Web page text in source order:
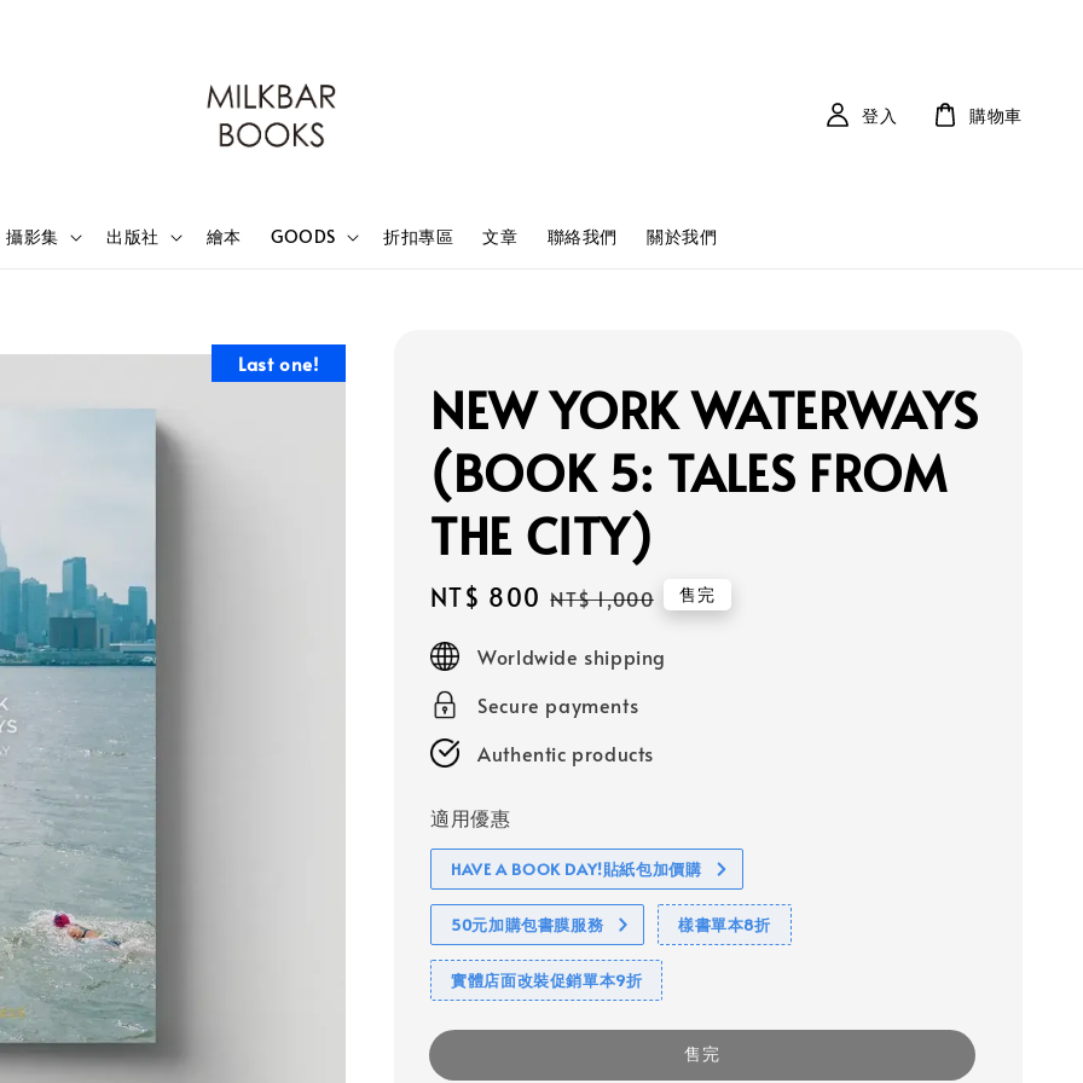
攝影集 出版社 繪本 GOODS 折扣專區 文章 聯絡我們 關於我們
登入 購物車
Last one!
NEW YORK WATERWAYS
(BOOK 5: TALES FROM
THE CITY)
Sale
price
NT$ 800 Regular
NT$ 1,000 售完
Worldwide shipping
Secure payments
Authentic products
適用優惠
HAVE A BOOK DAY!貼紙包加價購
50元加購包書膜服務 樣書單本8折
實體店面改裝促銷單本9折
售完